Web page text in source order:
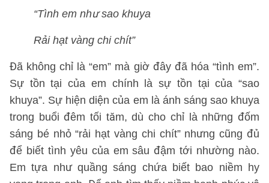
“Tình em như sao khuya
Rải hạt vàng chi chít”
Đã không chỉ là “em” mà giờ đây đã hóa “tình em”.
Sự tồn tại của em chính là sự tồn tại của “sao
khuya”. Sự hiện diện của em là ánh sáng sao khuya
trong buổi đêm tối tăm, dù cho chỉ là những đốm
sáng bé nhỏ “rải hạt vàng chi chít” nhưng cũng đủ
để biết tình yêu của em sâu đậm tới nhường nào.
Em tựa như quầng sáng chứa biết bao niềm hy